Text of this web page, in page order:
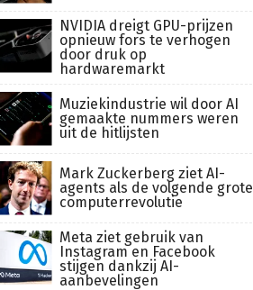
NVIDIA dreigt GPU-prijzen
opnieuw fors te verhogen
door druk op
hardwaremarkt
Muziekindustrie wil door AI
gemaakte nummers weren
uit de hitlijsten
Mark Zuckerberg ziet AI-
agents als de volgende grote
computerrevolutie
Meta ziet gebruik van
Instagram en Facebook
stijgen dankzij AI-
aanbevelingen